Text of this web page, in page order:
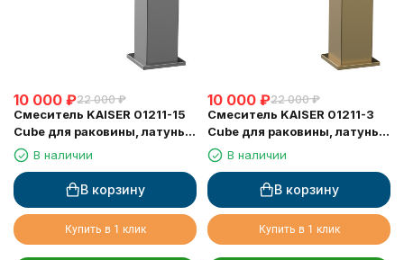
10 000 ₽22 000 ₽
Смеситель KAISER 01211-15
Cube для раковины, латунь,
воронёная сталь
В наличии
В корзину
Купить в 1 клик
10 000 ₽22 000 ₽
Смеситель KAISER 01211-3
Cube для раковины, латунь,
шлифованное золото
В наличии
В корзину
Купить в 1 клик